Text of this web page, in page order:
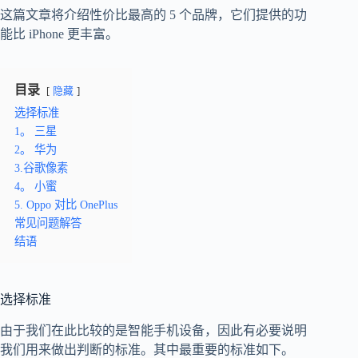
这篇文章将介绍性价比最高的 5 个品牌，它们提供的功
能比 iPhone 更丰富。
目录 隐藏
选择标准
1。 三星
2。 华为
3.谷歌像素
4。 小蜜
5. Oppo 对比 OnePlus
常见问题解答
结语
选择标准
由于我们在此比较的是智能手机设备，因此有必要说明
我们用来做出判断的标准。其中最重要的标准如下。